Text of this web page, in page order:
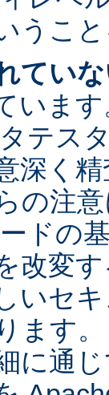
うこ
てい
いま
テス
深く
の注
ドの
改変
いセ
ます
に通